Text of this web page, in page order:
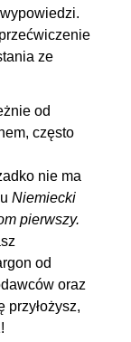
OGLĄDAJ »
00:06:53
00:05:26
00:06:08
00:08:32
00:53:22
ze
od
często
nie ma
Niemiecki
pierwszy.
od
oraz
przyłożysz,